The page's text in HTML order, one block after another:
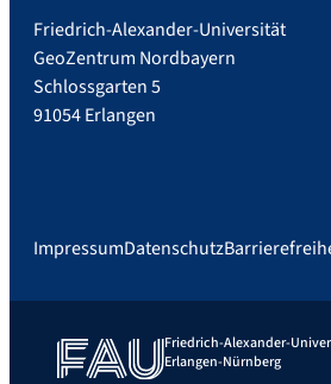
Friedrich-Alexander-Universität
GeoZentrum Nordbayern
Schlossgarten 5
91054 Erlangen
ImpressumDatenschutz
Friedrich-Alexander-
Erlangen-Nürnberg